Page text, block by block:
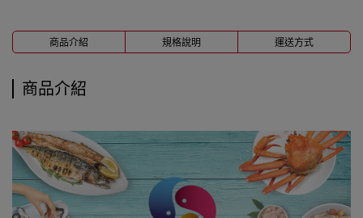
商品介紹 規格說明 運送方式
商品介紹